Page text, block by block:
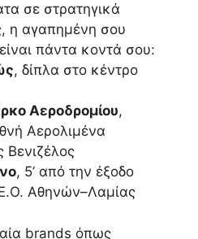
σε στρατηγικά
η αγαπημένη σου
πάντα κοντά σου:
, δίπλα στο κέντρο
Αεροδρομίου,
Αερολιμένα
Βενιζέλος
, 5’ από την έξοδο
Αθηνών–Λαμίας
brands όπως